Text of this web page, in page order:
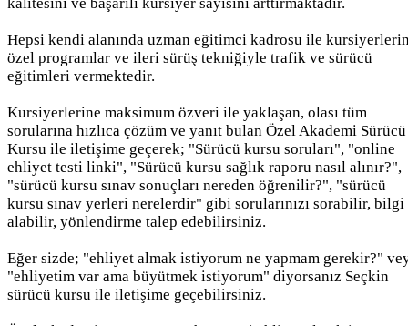
Hepsi kendi alanında uzman eğitimci kadrosu ile
özel programlar ve ileri sürüş tekniğiyle trafik ve sürücü
eğitimleri vermektedir.
Kursiyerlerine maksimum özveri ile yaklaşan, olası tüm
sorularına hızlıca çözüm ve yanıt bulan Özel Akademi Sürücü
Kursu ile iletişime geçerek; "Sürücü kursu soruları", "online
ehliyet testi linki", "Sürücü kursu sağlık raporu nasıl alınır?",
"sürücü kursu sınav sonuçları nereden öğrenilir?", "sürücü
kursu sınav yerleri nerelerdir" gibi sorularınızı sorabilir, bilgi
alabilir, yönlendirme talep edebilirsiniz.
Eğer sizde; "ehliyet almak istiyorum ne yapmam gerekir?"
"ehliyetim var ama büyütmek istiyorum" diyorsanız Seçkin
sürücü kursu ile iletişime geçebilirsiniz.